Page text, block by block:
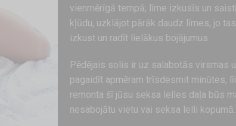
vienmērīgā tempā; līme izkusīs un
kļūdu, uzklājot pārāk daudz līmes, jo
izkust un radīt lielākus bojājumus.
Pēdējais solis ir uz salabotās virsmas
pagaidīt apmēram trīsdesmit minūtes,
remonta šī jūsu seksa lelles daļa būs
nesabojātu vietu vai seksa lelli kopumā.